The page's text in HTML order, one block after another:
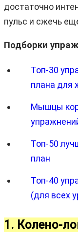
достаточно
пульс и сжечь
Подборки
Топ-30
плана для
Мышцы
Топ-50
план
Топ-40
(для всех
1. Колено-